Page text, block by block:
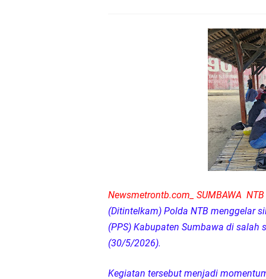
Kapolsek Lingsar
Sambut HUT RI ke-
Dua Residivis
LPA Mataram.
Kapolda NTB
Kapolda NTB
Kapolda NTB
Newsmetrontb.com_ SUMBAWA NTB
(Ditintelkam) Polda NTB menggelar
(PPS) Kabupaten Sumbawa di
(30/5/2026).
Kegiatan tersebut menjadi